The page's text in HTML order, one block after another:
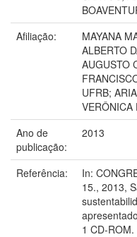
Afiliação:
MAYANA
ALBERTO
AUGUSTO
UFRB;
VERÔNICA
Ano de
publicação:
2013
Referência:
In:
15., 2013,
1 CD-ROM.